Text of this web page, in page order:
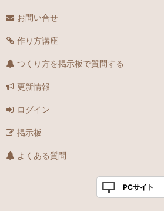
お問い合せ
作り方講座
つくり方を掲示板で質問する
更新情報
ログイン
掲示板
よくある質問
PCサイト